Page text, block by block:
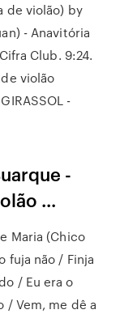
de violão) by
- Anavitória
Club. 9:24.
de violão
-
-
...
Maria (Chico
fuja não / Finja
/ Eu era o
/ Vem, me dê a